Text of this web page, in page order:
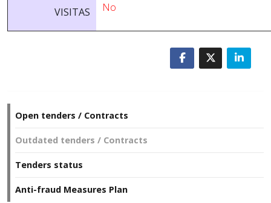
VISITAS No
Open tenders / Contracts
Outdated tenders / Contracts
Tenders status
Anti-fraud Measures Plan